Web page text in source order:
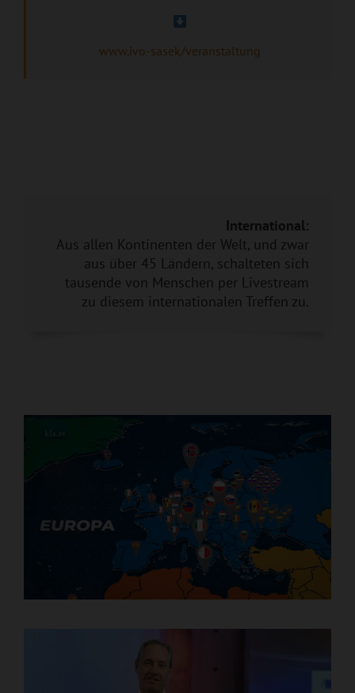
www.ivo-sasek/veranstaltung
International:
Aus allen Kontinenten der Welt, und zwar
aus über 45 Ländern, schalteten sich
tausende von Menschen per Livestream
zu diesem internationalen Treffen zu.